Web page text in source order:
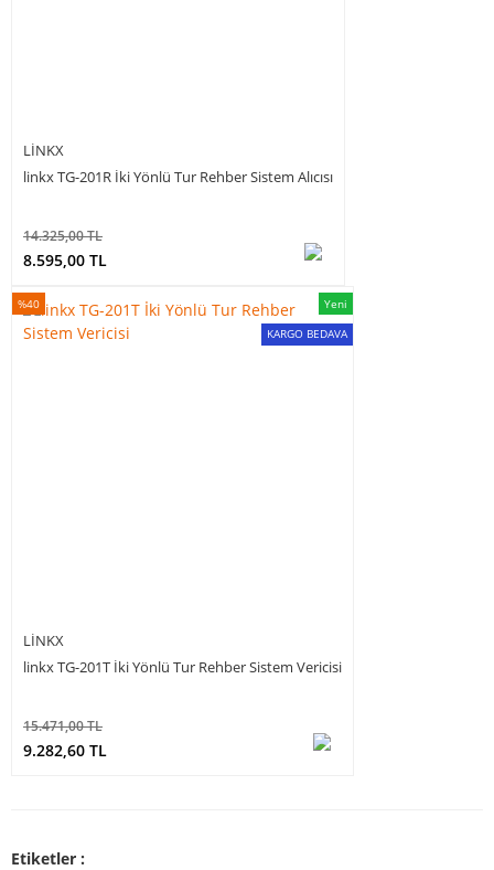
LINKX
linkx TG-201R İki Yönlü Tur Rehber Sistem Alıcısı
14.325,00 TL
8.595,00 TL
Yeni
KARGO BEDAVA
LINKX
linkx TG-201T İki Yönlü Tur Rehber Sistem Vericisi
%40
15.471,00 TL
9.282,60 TL
Etiketler :